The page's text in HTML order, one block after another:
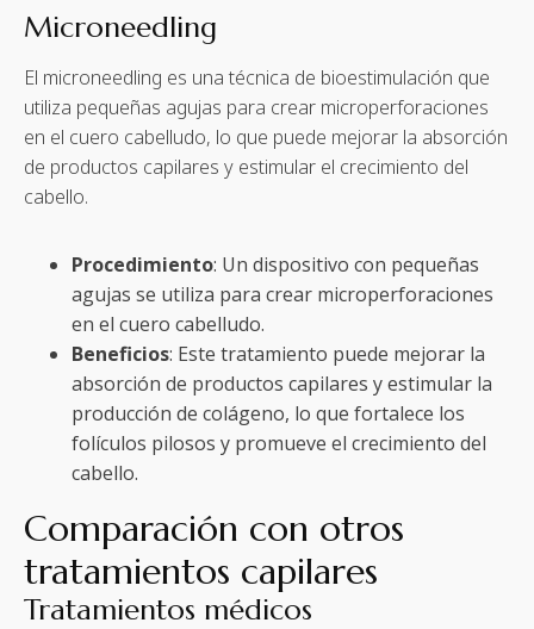
Microneedling
El microneedling es una técnica de bioestimulación que
utiliza pequeñas agujas para crear microperforaciones
en el cuero cabelludo, lo que puede mejorar la absorción
de productos capilares y estimular el crecimiento del
cabello.
Procedimiento: Un dispositivo con pequeñas
agujas se utiliza para crear microperforaciones
en el cuero cabelludo.
Beneficios: Este tratamiento puede mejorar la
absorción de productos capilares y estimular la
producción de colágeno, lo que fortalece los
folículos pilosos y promueve el crecimiento del
cabello.
Comparación con otros
tratamientos capilares
Tratamientos médicos